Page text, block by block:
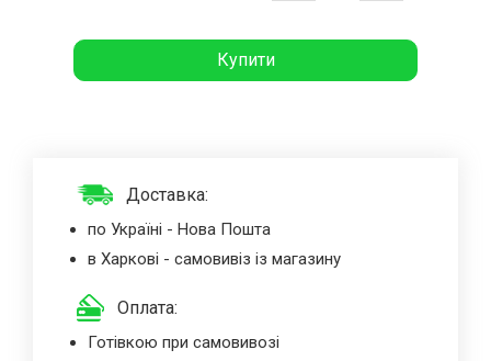
Купити
Доставка:
по Україні - Нова Пошта
в Харкові - самовивіз із магазину
Оплата:
Готівкою при самовивозі